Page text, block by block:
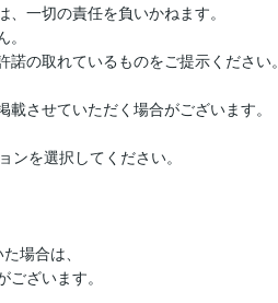
一切の責任を負いかねます。
の取れているものをご提示ください。
させていただく場合がございます。
を選択してください。
場合は、
ざいます。